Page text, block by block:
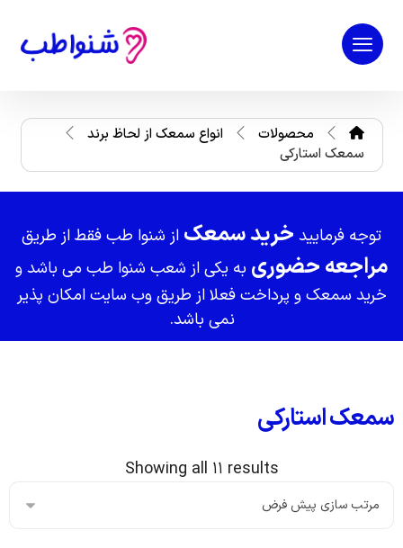
محصولات
انواع سمعک از لحاظ برند
سمعک استارکی
توجه فرمایید خرید سمعک از شنوا طب فقط از طریق
مراجعه حضوری به یکی از شعب شنوا طب می باشد و
خرید سمعک و پرداخت فعلا از طریق وب سایت امکان پذیر
نمی باشد.
سمعک استارکی
Showing all ۱۱ results